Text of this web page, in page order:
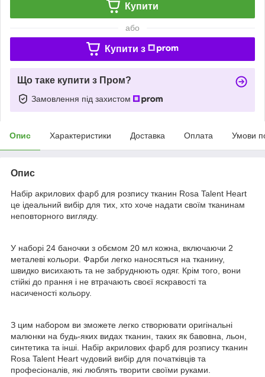
Купити
або
Купити з
Що таке купити з Пром?
Замовлення під захистом
Опис Характеристики Доставка Оплата Умови
Опис
Набір акрилових фарб для розпису тканин Rosa Talent Heart
це ідеальний вибір для тих, хто хоче надати своїм тканинам
неповторного вигляду.
У наборі 24 баночки з обємом 20 мл кожна, включаючи 2
металеві кольори. Фарби легко наносяться на тканину,
швидко висихають та не забруднюють одяг. Крім того, вони
стійкі до прання і не втрачають своєї яскравості та
насиченості кольору.
З цим набором ви зможете легко створювати оригінальні
малюнки на будь-яких видах тканин, таких як бавовна, льон,
синтетика та інші. Набір акрилових фарб для розпису тканин
Rosa Talent Heart чудовий вибір для початківців та
професіоналів, які люблять творити своїми руками.